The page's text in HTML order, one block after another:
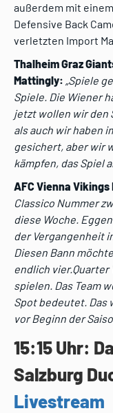
außerdem mit
Defensive Back
verletzten Import
Thalheim Graz
Mattingly: „Spiele
Spiele. Die Wiener
jetzt wollen wir den
als auch wir haben
gesichert, aber wir
kämpfen, das Spiel
AFC Vienna
Classico Nummer
diese Woche.
der Vergangenheit
Diesen Bann
endlich
spielen. Das Team
Spot bedeutet. Das
vor Beginn der
15:15 Uhr:
Salzburg
Livestream